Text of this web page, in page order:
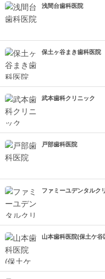
浅間台歯科医院
保土ヶ谷まき歯科医院
武本歯科クリニック
戸部歯科医院
ファミーユデンタルク
山本歯科医院(保土ケ谷